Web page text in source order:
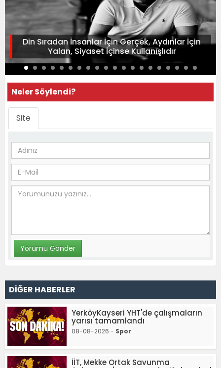
Din Sıradan İnsanlar İçin Gerçek, Aydınlar İçin
Yalan, Siyaset İçinse Kullanışlıdır
Neler Söylendi?
Site
DİĞER HABERLER
YerköyKayseri YHT'de çalışmaların
yarısı tamamlandı
08-08-2026 - Spor
İİT, Mekke Ortak Savunma